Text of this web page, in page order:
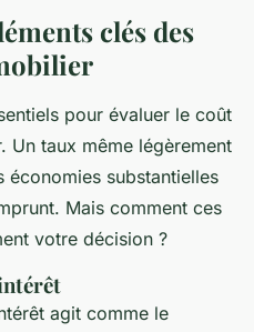
de crédit
faire ?
lecture
clés des
pour évaluer le coût
Un taux même légèrement
économies substantielles
Mais comment ces
votre décision ?
agit comme le